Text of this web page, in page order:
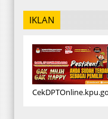
IKLAN